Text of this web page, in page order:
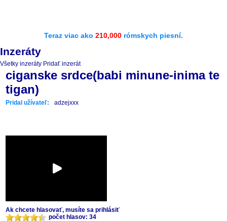
Teraz viac ako 210,000 rómskych piesní.
Inzeráty
Všetky inzeráty Pridať inzerát
ciganske srdce(babi minune-inima te
tigan)
Pridal užívateľ: adzejxxx
Ak chcete hlasovať, musíte sa prihlásiť
počet hlasov: 34